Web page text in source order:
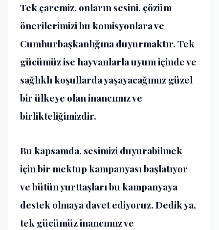
Tek çaremiz, onların sesini, çözüm
önerilerimizi bu komisyonlara ve
Cumhurbaşkanlığına duyurmaktır. Tek
gücümüz ise hayvanlarla uyum içinde ve
sağlıklı koşullarda yaşayacağımız güzel
bir ülkeye olan inancımız ve
birlikteliğimizdir.
Bu kapsamda, sesimizi duyurabilmek
için bir mektup kampanyası başlatıyor
ve bütün yurttaşları bu kampanyaya
destek olmaya davet ediyoruz. Dedik ya,
tek gücümüz inancımız ve